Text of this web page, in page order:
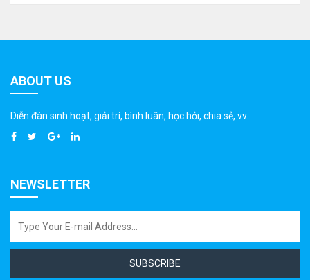
ABOUT US
Diễn đàn sinh hoạt, giải trí, bình luân, học hỏi, chia sẻ, vv.
NEWSLETTER
SUBSCRIBE